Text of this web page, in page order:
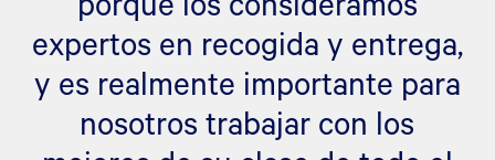
expertos en recogida y entrega,
y es realmente importante para
nosotros trabajar con los